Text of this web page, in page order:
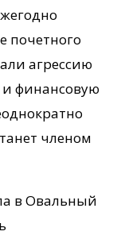
почетного
агрессию
финансовую
членом
в Овальный